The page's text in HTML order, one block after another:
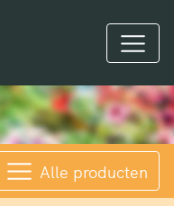
Alle producten